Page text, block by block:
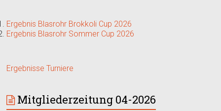
Ergebnis Blasrohr Brokkoli Cup 2026
Ergebnis Blasrohr Sommer Cup 2026
Ergebnisse Turniere
Mitgliederzeitung 04-2026